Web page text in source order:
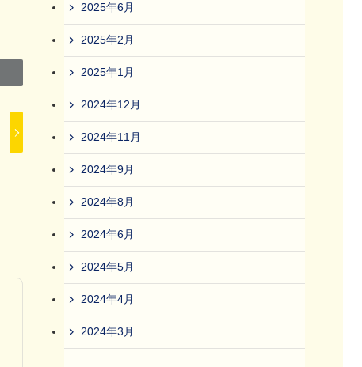
2025年6月
2025年2月
2025年1月
2024年12月
2024年11月
2024年9月
2024年8月
2024年6月
2024年5月
2024年4月
2024年3月